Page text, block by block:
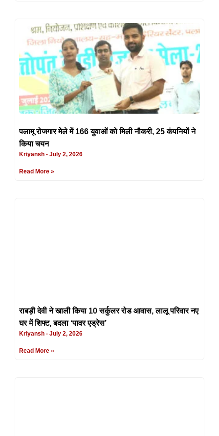
पलामू रोजगार मेले में 166 युवाओं को मिली नौकरी, 25 कंपनियों ने
किया चयन
Kriyansh July 2, 2026
Read More »
राबड़ी देवी ने खाली किया 10 सर्कुलर रोड आवास, लालू परिवार नए
घर में शिफ्ट, बदला ‘पावर एड्रेस’
Kriyansh July 2, 2026
Read More »